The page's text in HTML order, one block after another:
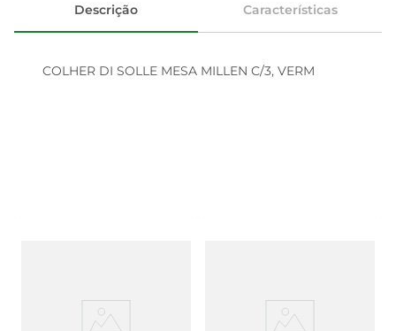
Descrição Características
COLHER DI SOLLE MESA MILLEN C/3, VERM